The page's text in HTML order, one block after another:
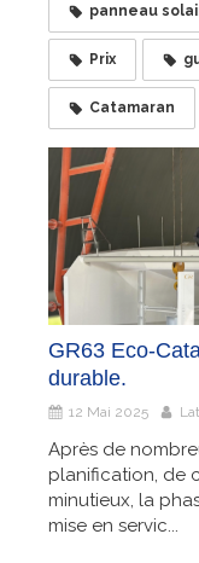
panneau
Prix
Catamaran
GR63 Eco-
durable.
12 Mai 2025
Après de
planification, de
minutieux, la
mise en servic...